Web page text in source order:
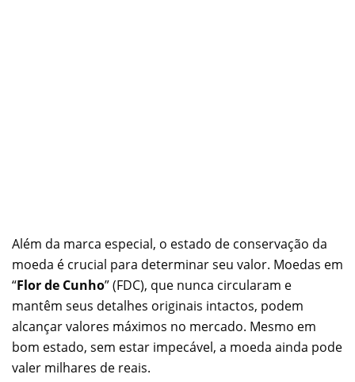
Além da marca especial, o estado de conservação da
moeda é crucial para determinar seu valor. Moedas em
“Flor de Cunho” (FDC), que nunca circularam e
mantêm seus detalhes originais intactos, podem
alcançar valores máximos no mercado. Mesmo em
bom estado, sem estar impecável, a moeda ainda pode
valer milhares de reais.